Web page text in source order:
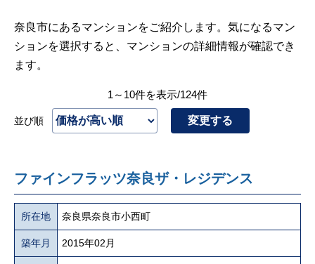
奈良市にあるマンションをご紹介します。気になるマン
ションを選択すると、マンションの詳細情報が確認でき
ます。
1～10件を表示/124件
並び順 変更する
ファインフラッツ奈良ザ・レジデンス
所在地 奈良県奈良市小西町
築年月 2015年02月